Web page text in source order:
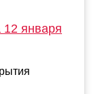
января